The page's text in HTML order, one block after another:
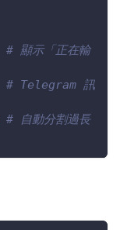
# 顯示「正在輸
# Telegram 訊
# 自動分割過長